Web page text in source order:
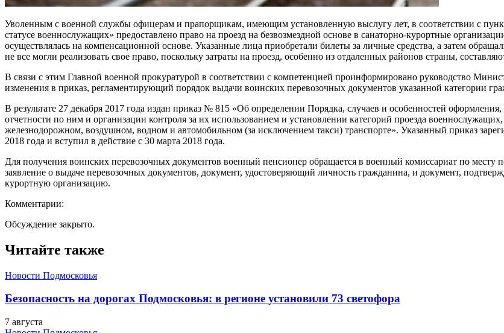
Уволенным с военной службы офицерам и прапорщикам, имеющим установленную выслугу лет, в соответствии с
статусе военнослужащих» предоставлено право на проезд на безвозмездной основе в санаторно-курортные
осуществлялась на компенсационной основе. Указанные лица приобретали билеты за личные средства, а затем
не все могли реализовать свое право, поскольку затраты на проезд, особенно из отдаленных районов страны,
В связи с этим Главной военной прокуратурой в соответствии с компетенцией проинформировано руководство
изменения в приказ, регламентирующий порядок выдачи воинских перевозочных документов указанной категории
В результате 27 декабря 2017 года издан приказ № 815 «Об определении Порядка, случаев и особенностей
отчетности по ним и организации контроля за их использованием и установлении категорий проезда
железнодорожном, воздушном, водном и автомобильном (за исключением такси) транспорте». Указанный приказ
2018 года и вступил в действие с 30 марта 2018 года.
Для получения воинских перевозочных документов военный пенсионер обращается в военный комиссариат по месту
заявление о выдаче перевозочных документов, документ, удостоверяющий личность гражданина, и документ,
курортную организацию.
Комментарии:
Обсуждение закрыто.
Читайте также
Новости Подмосковья
Безопасность на дорогах Подмосковья: в регионе установили 73 светофора
7 августа